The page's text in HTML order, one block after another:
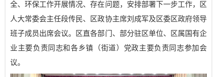
全、环保工作开展情况、存在问题，安排部署下一步工作，区
人大常委会主任段传民、区政协主席刘成军及区委区政府领导
班子成员出席会议。区直各部门、部分驻区单位、区属国有企
业主要负责同志和各乡镇（街道）党政主要负责同志参加会
议。